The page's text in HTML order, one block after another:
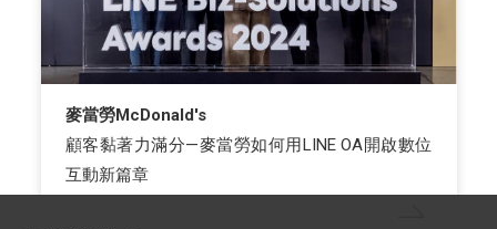
麥當勞McDonald's
顧客黏著力滿分—麥當勞如何用LINE OA開啟數位
互動新篇章